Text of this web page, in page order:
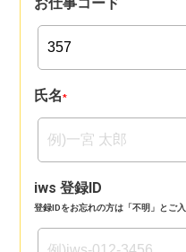
氏名*
iws 登録ID
登録IDをお忘れの方は「不明」とご